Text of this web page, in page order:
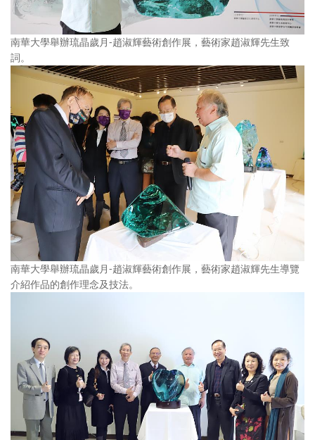
南華大學舉辦琉晶歲月-趙淑輝藝術創作展，藝術家趙淑輝先生致
詞。
南華大學舉辦琉晶歲月-趙淑輝藝術創作展，藝術家趙淑輝先生導覽
介紹作品的創作理念及技法。